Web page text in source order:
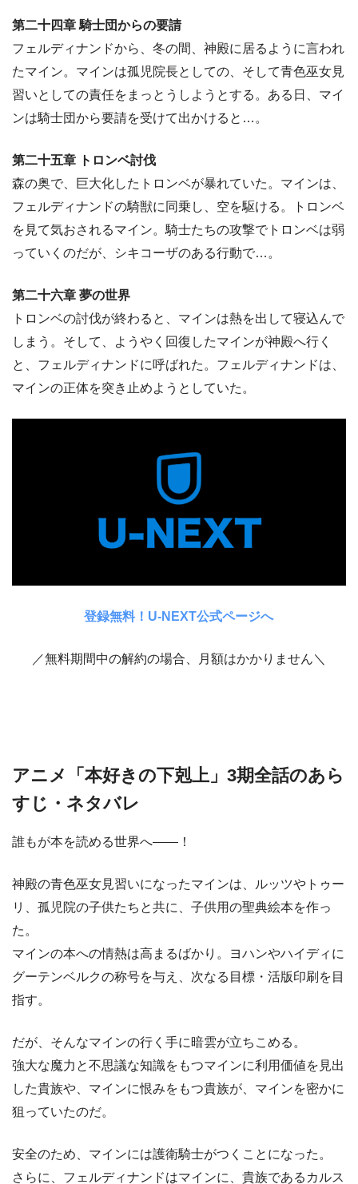
第二十四章 騎士団からの要請
フェルディナンドから、冬の間、神殿に居るように言われ
たマイン。マインは孤児院長としての、そして青色巫女見
習いとしての責任をまっとうしようとする。ある日、マイ
ンは騎士団から要請を受けて出かけると…。
第二十五章 トロンベ討伐
森の奥で、巨大化したトロンベが暴れていた。マインは、
フェルディナンドの騎獣に同乗し、空を駆ける。トロンベ
を見て気おされるマイン。騎士たちの攻撃でトロンベは弱
っていくのだが、シキコーザのある行動で…。
第二十六章 夢の世界
トロンベの討伐が終わると、マインは熱を出して寝込んで
しまう。そして、ようやく回復したマインが神殿へ行く
と、フェルディナンドに呼ばれた。フェルディナンドは、
マインの正体を突き止めようとしていた。
登録無料！U-NEXT公式ページへ
／無料期間中の解約の場合、月額はかかりません＼
アニメ「本好きの下剋上」3期全話のあら
すじ・ネタバレ
誰もが本を読める世界へ――！
神殿の青色巫女見習いになったマインは、ルッツやトゥー
リ、孤児院の子供たちと共に、子供用の聖典絵本を作っ
た。
マインの本への情熱は高まるばかり。ヨハンやハイディに
グーテンベルクの称号を与え、次なる目標・活版印刷を目
指す。
だが、そんなマインの行く手に暗雲が立ちこめる。
強大な魔力と不思議な知識をもつマインに利用価値を見出
した貴族や、マインに恨みをもつ貴族が、マインを密かに
狙っていたのだ。
安全のため、マインには護衛騎士がつくことになった。
さらに、フェルディナンドはマインに、貴族であるカルス